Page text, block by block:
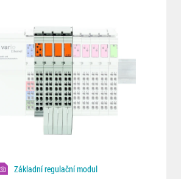
Základní regulační modul